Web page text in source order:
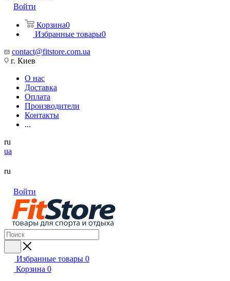
Войти
Корзина0
Избранные товары0
contact@fitstore.com.ua
г. Киев
О нас
Доставка
Оплата
Производители
Контакты
...
ru
ua
ru
Войти
Избранные товары 0
Корзина 0